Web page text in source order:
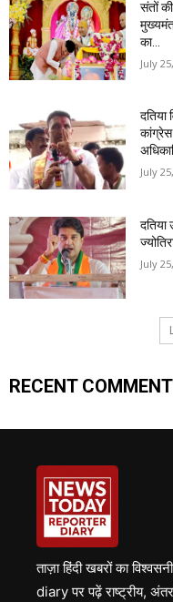
संतों
का...
July
दतिया
July
दतिया
July
RECENT
ताज़ा हिंदी खबरों का
diary पर पढ़ें राष्ट्रीय,